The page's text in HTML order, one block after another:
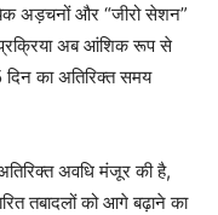
अड़चनों और “जीरो सेशन”
प्रक्रिया अब आंशिक रूप से
का अतिरिक्त समय
अवधि मंजूर की है,
तबादलों को आगे बढ़ाने का